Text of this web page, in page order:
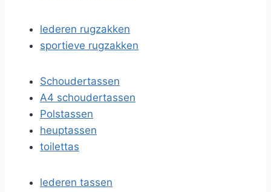
lederen rugzakken
sportieve rugzakken
Schoudertassen
A4 schoudertassen
Polstassen
heuptassen
toilettas
lederen tassen